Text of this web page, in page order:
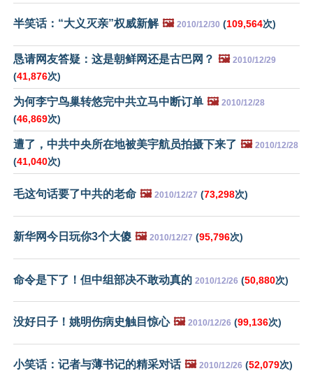
半笑话：“大义灭亲”权威新解 🖼️ 2010/12/30 (109,564次)
恳请网友答疑：这是朝鲜网还是古巴网？ 🖼️ 2010/12/29
(41,876次)
为何李宁鸟巢转悠完中共立马中断订单 🖼️ 2010/12/28
(46,869次)
遭了，中共中央所在地被美宇航员拍摄下来了 🖼️ 2010/12/28
(41,040次)
毛这句话要了中共的老命 🖼️ 2010/12/27 (73,298次)
新华网今日玩你3个大傻 🖼️ 2010/12/27 (95,796次)
命令是下了！但中组部决不敢动真的 2010/12/26 (50,880次)
没好日子！姚明伤病史触目惊心 🖼️ 2010/12/26 (99,136次)
小笑话：记者与薄书记的精采对话 🖼️ 2010/12/26 (52,079次)